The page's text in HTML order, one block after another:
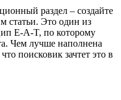
раздел – создайте
статьи. Это один из
E-A-T, по которому
Чем лучше наполнена
поисковик зачтет это в